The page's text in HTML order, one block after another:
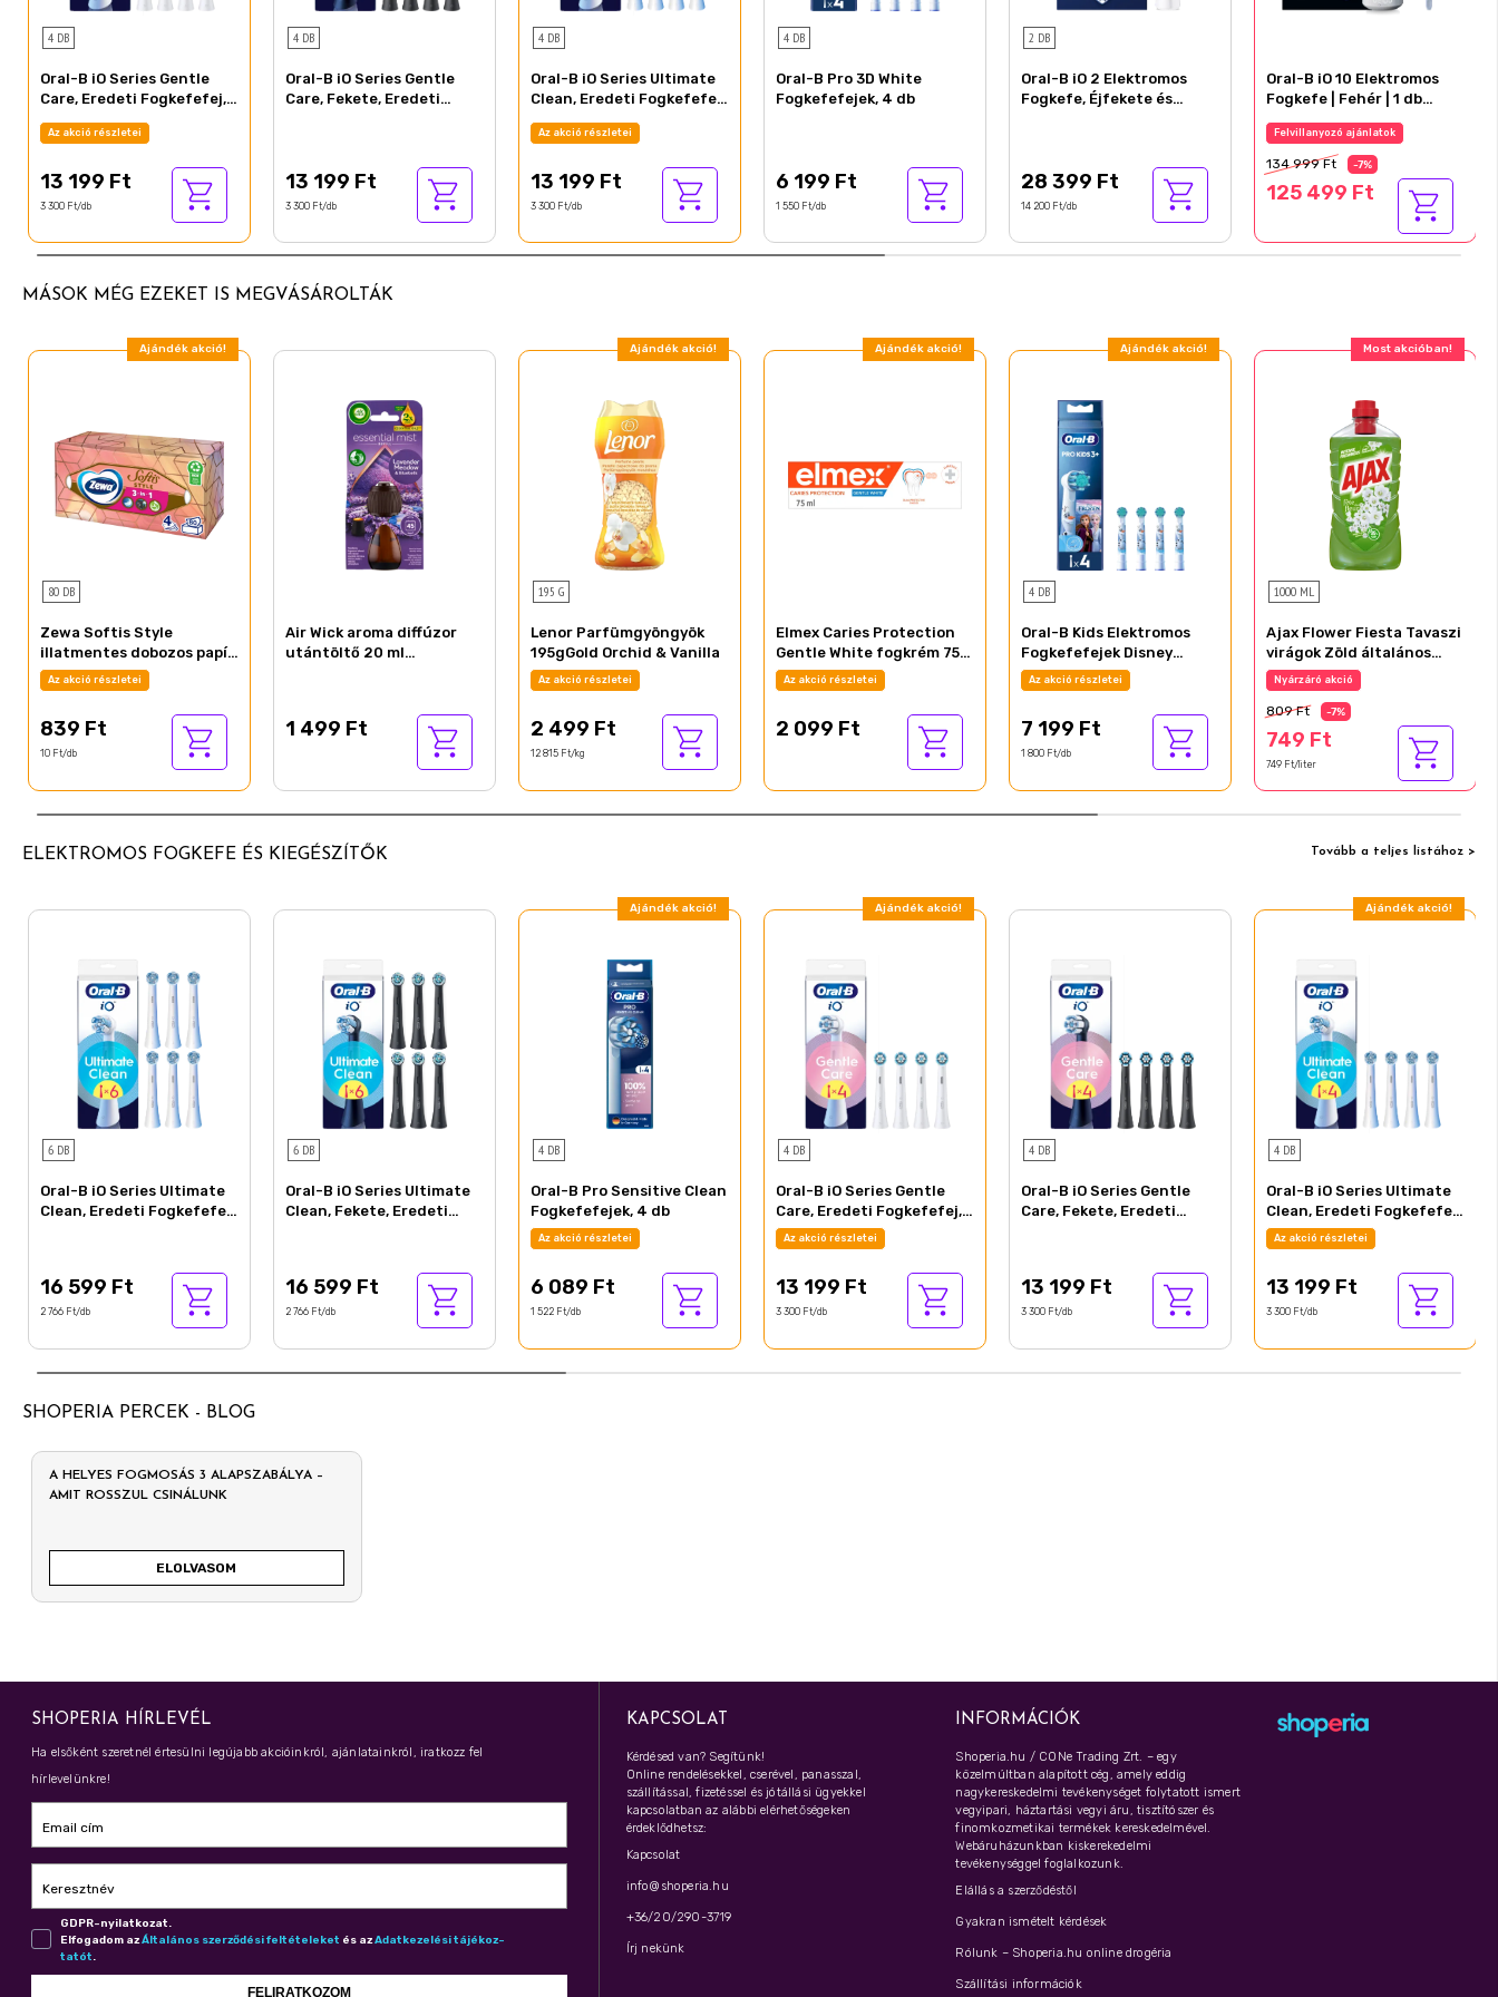
4 DB
Oral-B iO Series Gentle
Care, Eredeti Fogkefefej,
Érzékeny Fogínyhez, 4
Az akció részletei
13 199 Ft
3 300 Ft/db
4 DB
Oral-B iO Series Gentle
Care, Fekete, Eredeti
13 199 Ft
3 300 Ft/db
4 DB
Oral-B iO Series Ultimate
Clean, Eredeti Fogkefefej,
CrissCross Sörték, 4
Az akció részletei
13 199 Ft
3 300 Ft/db
4 DB
Oral-B Pro 3D White
Fogkefefejek, 4 db
6 199 Ft
1 550 Ft/db
2 DB
Oral-B iO 2 Elektromos
Fogkefe, Éjfekete és
28 399 Ft
14 200 Ft/db
Oral-B iO 10 Elektromos
Fogkefe | Fehér | 1 db
Fogkefefej | Töltős
Utazótok
Felvillanyozó ajánlatok
134 999 Ft -7%
125 499 Ft
MÁSOK MÉG EZEKET IS MEGVÁSÁROLTÁK
Ajándék akció!
80 DB
Zewa Softis Style
illatmentes dobozos papír
zsebkendő 4 rétegű 80 db
Az akció részletei
839 Ft
10 Ft/db
Air Wick aroma diffúzor
utántöltő 20 ml
1 499 Ft
Ajándék akció!
195 G
Lenor Parfümgyöngyök
195gGold Orchid & Vanilla
Az akció részletei
2 499 Ft
12 815 Ft/kg
Ajándék akció!
Elmex Caries Protection
Gentle White fogkrém 75
mlAz akció részletei
2 099 Ft
Ajándék akció!
4 DB
Oral-B Kids Elektromos
Fogkefefejek Disney
Jégvarázs Kiadásban, 4 Db
Az akció részletei
7 199 Ft
1 800 Ft/db
Most akcióban!
1000 ML
Ajax Flower Fiesta Tavaszi
virágok Zöld általános
tisztítószer 1000 ml
Nyárzáró akció
809 Ft -7%
749 Ft
749 Ft/liter
ELEKTROMOS FOGKEFE ÉS KIEGÉSZÍTŐK Tovább a teljes listához >
6 DB
Oral-B iO Series Ultimate
Clean, Eredeti Fogkefefej,
16 599 Ft
2 766 Ft/db
6 DB
Oral-B iO Series Ultimate
Clean, Fekete, Eredeti
16 599 Ft
2 766 Ft/db
Ajándék akció!
4 DB
Oral-B Pro Sensitive Clean
Fogkefefejek, 4 db
Az akció részletei
6 089 Ft
1 522 Ft/db
Ajándék akció!
4 DB
Oral-B iO Series Gentle
Care, Eredeti Fogkefefej,
Érzékeny Fogínyhez, 4
Az akció részletei
13 199 Ft
3 300 Ft/db
4 DB
Oral-B iO Series Gentle
Care, Fekete, Eredeti
13 199 Ft
3 300 Ft/db
Ajándék akció!
4 DB
Oral-B iO Series Ultimate
Clean, Eredeti Fogkefefej,
CrissCross Sörték, 4
Az akció részletei
13 199 Ft
3 300 Ft/db
SHOPERIA PERCEK - BLOG
A HELYES FOGMOSÁS 3 ALAPSZABÁLYA –
AMIT ROSSZUL CSINÁLUNK
ELOLVASOM
SHOPERIA HÍRLEVÉL
Ha elsőként szeretnél értesülni legújabb akcióinkról, ajánlatainkról, iratkozz fel
hírlevelünkre!
Email cím
Keresztnév
GDPR-nyilatkozat.
Elfogadom azÁl­ta­lá­nos szer­ző­dé­si fel­té­te­le­ket és azAdat­ke­ze­lé­si tá­jé­koz­
ta­tót.
FELIRATKOZOM
KAPCSOLAT
Kérdésed van? Segítünk!
Online rendelésekkel, cserével, panasszal,
szállítással, fizetéssel és jótállási ügyekkel
kapcsolatban az alábbi elérhetőségeken
érdeklődhetsz:
Kapcsolat
info@shoperia.hu
+36/20/290-3719
Írj nekünk
INFORMÁCIÓK
Shoperia.hu / CONe Trading Zrt. – egy
közelmúltban alapított cég, amely eddig
nagykereskedelmi tevékenységet folytatott ismert
vegyipari, háztartási vegyi áru, tisztítószer és
finomkozmetikai termékek kereskedelmével.
Webáruházunkban kiskerekedelmi
tevékenységgel foglalkozunk.
Elállás a szerződéstől
Gyakran ismételt kérdések
Rólunk – Shoperia.hu online drogéria
Szállítási információk